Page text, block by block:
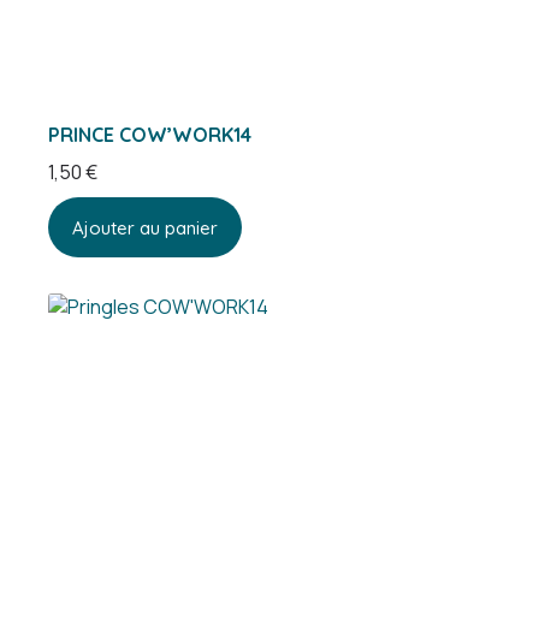
PRINCE COW’WORK14
1,50€
Ajouter au panier